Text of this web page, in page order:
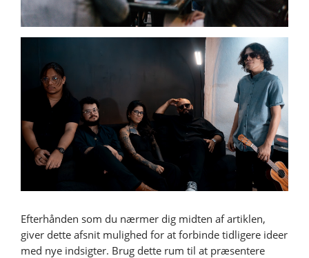
Efterhånden som du nærmer dig midten af artiklen,
giver dette afsnit mulighed for at forbinde tidligere ideer
med nye indsigter. Brug dette rum til at præsentere